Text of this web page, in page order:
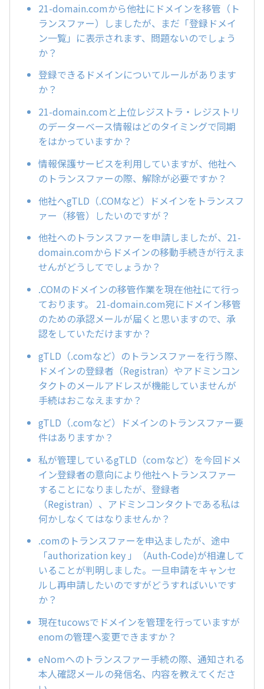
21-domain.comから他社にドメインを移管（ト
ランスファー）しましたが、まだ「登録ドメイ
ン一覧」に表示されます、問題ないのでしょう
か？
登録できるドメインについてルールがあります
か？
21-domain.comと上位レジストラ・レジストリ
のデーターベース情報はどのタイミングで同期
をはかっていますか？
情報保護サービスを利用していますが、他社へ
のトランスファーの際、解除が必要ですか？
他社へgTLD（.COMなど）ドメインをトランスフ
ァー（移管）したいのですが？
他社へのトランスファーを申請しましたが、21-
domain.comからドメインの移動手続きが行えま
せんがどうしてでしょうか？
.COMのドメインの移管作業を現在他社にて行っ
ております。 21-domain.com宛にドメイン移管
のための承認メールが届くと思いますので、承
認をしていただけますか？
gTLD（.comなど）のトランスファーを行う際、
ドメインの登録者（Registran）やアドミンコン
タクトのメールアドレスが機能していませんが
手続はおこなえますか？
gTLD（.comなど）ドメインのトランスファー要
件はありますか？
私が管理しているgTLD（comなど）を今回ドメ
イン登録者の意向により他社へトランスファー
することになりましたが、登録者
（Registran）、アドミンコンタクトである私は
何かしなくてはなりませんか？
.comのトランスファーを申込ましたが、途中
「authorization key 」（Auth-Code)が相違して
いることが判明しました。一旦申請をキャンセ
ルし再申請したいのですがどうすればいいです
か？
現在tucowsでドメインを管理を行っていますが
enomの管理へ変更できますか？
eNomへのトランスファー手続の際、通知される
本人確認メールの発信名、内容を教えてくださ